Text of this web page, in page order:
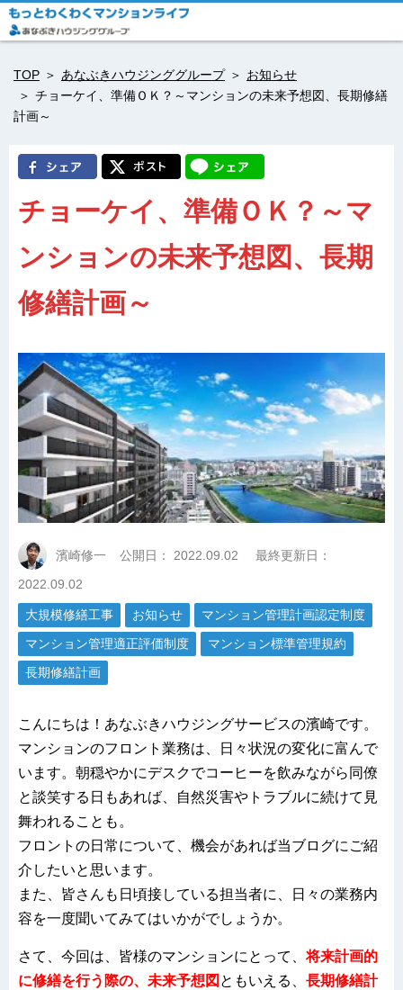
TOP あなぶきハウジンググループ
お知らせ
チョーケイ、準備ＯＫ？～マンションの未来予想図、長期修繕
計画～
チョーケイ、準備ＯＫ？～マ
ンションの未来予想図、長期
修繕計画～
濱崎修一 公開日： 2022.09.02
最終更新日：
2022.09.02
大規模修繕工事 お知らせ
マンション管理計画認定制度
マンション管理適正評価制度
マンション標準管理規約
長期修繕計画
こんにちは！あなぶきハウジングサービスの濱崎です。
マンションのフロント業務は、日々状況の変化に富んで
います。朝穏やかにデスクでコーヒーを飲みながら同僚
と談笑する日もあれば、自然災害やトラブルに続けて見
舞われることも。
フロントの日常について、機会があれば当ブログにご紹
介したいと思います。
また、皆さんも日頃接している担当者に、日々の業務内
容を一度聞いてみてはいかがでしょうか。
さて、今回は、皆様のマンションにとって、将来計画的
に修繕を行う際の、未来予想図 ともいえる、 長期修繕計